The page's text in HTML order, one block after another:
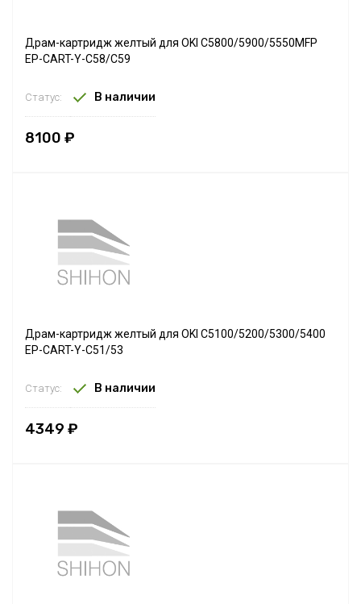
Драм-картридж желтый для OKI C5800/5900/5550MFP
EP-CART-Y-C58/C59
Статус: В наличии
8100 ₽
Драм-картридж желтый для OKI C5100/5200/5300/5400
EP-CART-Y-C51/53
Статус: В наличии
4349 ₽